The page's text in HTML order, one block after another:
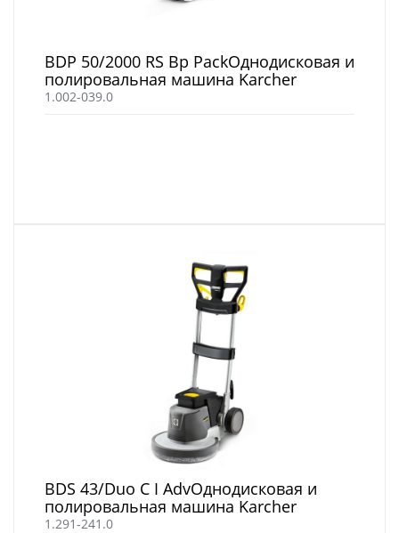
BDP 50/2000 RS Bp PackОднодисковая и
полировальная машина Karcher
1.002-039.0
BDS 43/Duo C I AdvОднодисковая и
полировальная машина Karcher
1.291-241.0